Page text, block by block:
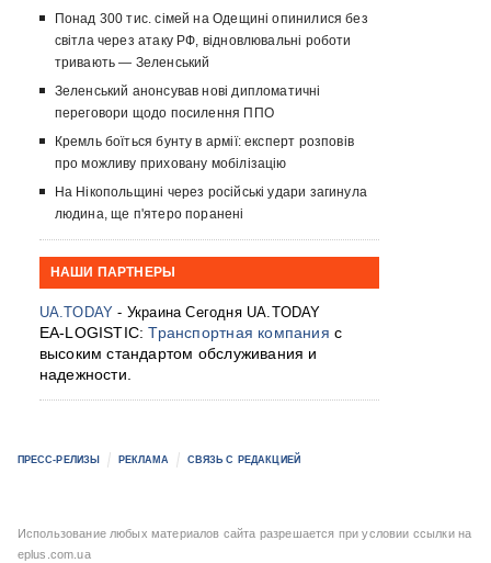
Понад 300 тис. сімей на Одещині опинилися без
світла через атаку РФ, відновлювальні роботи
тривають — Зеленський
Зеленський анонсував нові дипломатичні
переговори щодо посилення ППО
Кремль боїться бунту в армії: експерт розповів
про можливу приховану мобілізацію
На Нікопольщині через російські удари загинула
людина, ще п'ятеро поранені
НАШИ ПАРТНЕРЫ
UA.TODAY - Украина Сегодня UA.TODAY
EA-LOGISTIC:Транспортная компания с
высоким стандартом обслуживания и
надежности.
ПРЕСС-РЕЛИЗЫ РЕКЛАМА СВЯЗЬ С РЕДАКЦИЕЙ
Использование любых материалов сайта разрешается при условии ссылки на
eplus.com.ua